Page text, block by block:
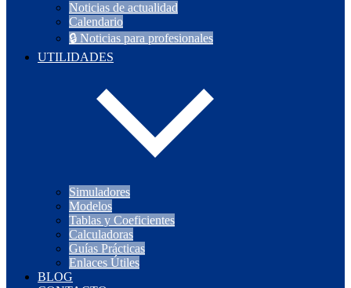
Noticias de actualidad
Calendario
🔒 Noticias para profesionales
UTILIDADES
Simuladores
Modelos
Tablas y Coeficientes
Calculadoras
Guías Prácticas
Enlaces Útiles
BLOG